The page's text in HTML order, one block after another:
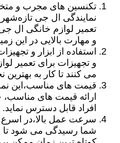
تکنسین های مجرب و
نمایندگی ال جی
تعمیر لوازم خانگی ال جی
و مهارت بالایی در این
استفاده از ابزار و
و تجهیزات برای تعمیر
می کنند تا کار به بهترین
قیمت های مناسب،این
ارائه قیمت های
افراد قابل دسترس نماید.
سرعت عمل بالا،در
شما رسیدگی می شود تا